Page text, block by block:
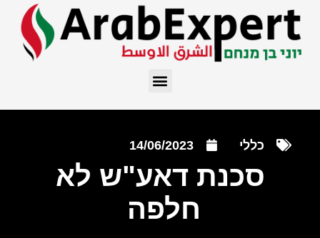
כללי 14/06/2023
סכנת דאע"ש לא
חלפה